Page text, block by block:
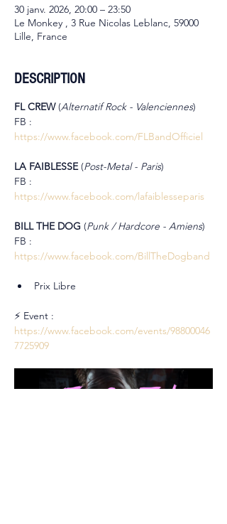
30 janv. 2026, 20:00 – 23:50
Le Monkey , 3 Rue Nicolas Leblanc, 59000
Lille, France
DESCRIPTION
FL CREW (Alternatif Rock - Valenciennes)
FB :
https://www.facebook.com/FLBandOfficiel
LA FAIBLESSE (Post-Metal - Paris)
FB :
https://www.facebook.com/lafaiblesseparis
BILL THE DOG (Punk / Hardcore - Amiens)
FB :
https://www.facebook.com/BillTheDogband
Prix Libre
⚡ Event :
https://www.facebook.com/events/98800046
7725909